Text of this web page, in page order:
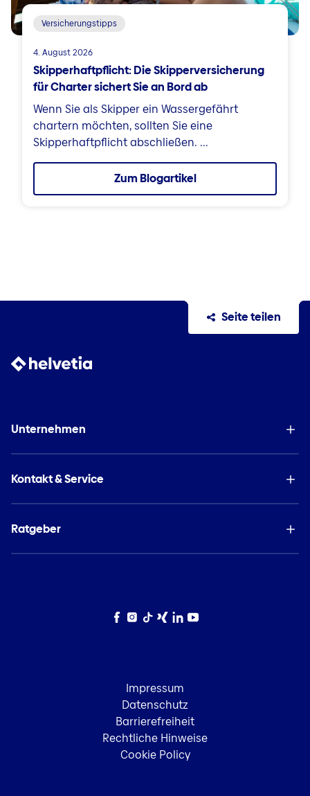
Versicherungstipps
4. August 2026
Skipperhaftpflicht: Die Skipperversicherung
für Charter sichert Sie an Bord ab
Wenn Sie als Skipper ein Wassergefährt
chartern möchten, sollten Sie eine
Skipperhaftpflicht abschließen. ...
Zum Blogartikel
Seite teilen
Unternehmen
Kontakt & Service
Ratgeber
Facebook
Instagram
TikTokXingLinkedIn
YouTube
Impressum
Datenschutz
Barrierefreiheit
Rechtliche Hinweise
Cookie Policy